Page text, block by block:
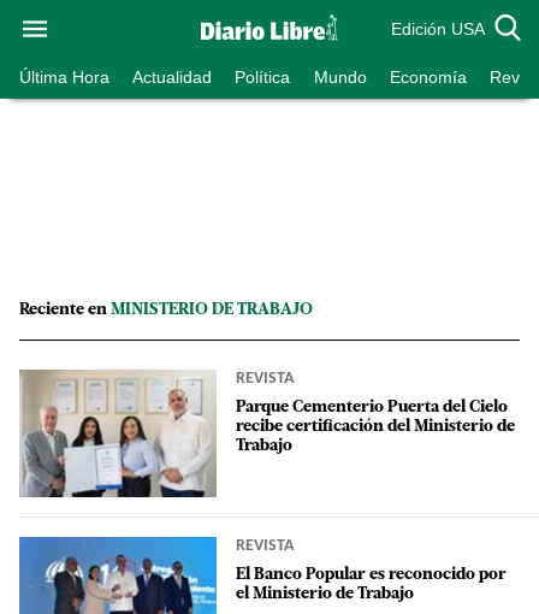
Edición USA
Última Hora Actualidad Política Mundo Economía
Reciente en MINISTERIO DE TRABAJO
REVISTA
Parque Cementerio Puerta del Cielo
recibe certificación del Ministerio de
Trabajo
REVISTA
El Banco Popular es reconocido por
el Ministerio de Trabajo